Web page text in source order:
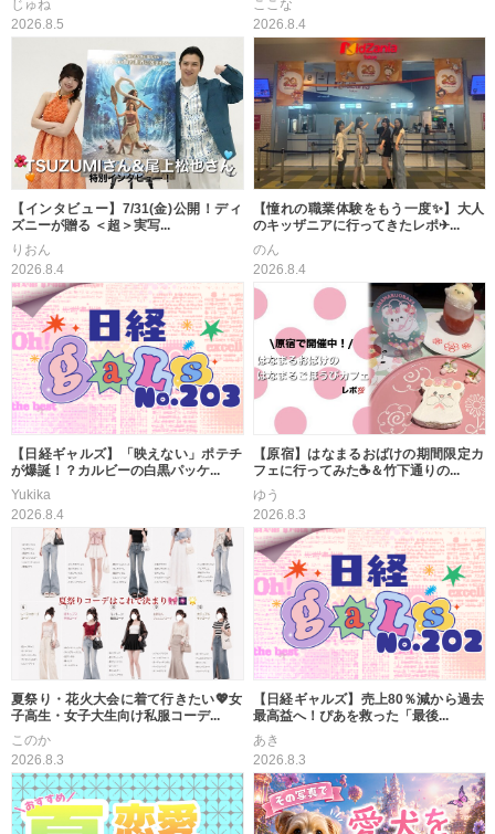
じゅね
2026.8.5
ここな
2026.8.4
【インタビュー】7/31(金)公開！ディ
ズニーが贈る ＜超＞実写...
りおん
2026.8.4
【憧れの職業体験をもう一度✨】大人
のキッザニアに行ってきたレポ✈...
のん
2026.8.4
【日経ギャルズ】「映えない」ポテチ
が爆誕！？カルビーの白黒パッケ...
Yukika
2026.8.4
【原宿】はなまるおばけの期間限定カ
フェに行ってみた☕＆竹下通りの...
ゆう
2026.8.3
夏祭り・花火大会に着て行きたい💖女
子高生・女子大生向け私服コーデ...
このか
2026.8.3
【日経ギャルズ】売上80％減から過去
最高益へ！ぴあを救った「最後...
あき
2026.8.3